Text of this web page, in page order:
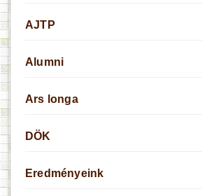
AJTP
Alumni
Ars longa
DÖK
Eredményeink